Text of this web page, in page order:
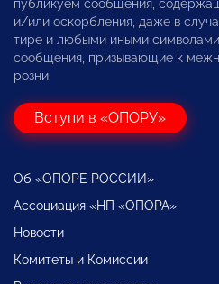
публикуем сообщения,
и/или оскорбления, даже в
тире и любыми иными
сообщения, призывающие к
розни.
Вступи в «ОПОРУ»
Об «ОПОРЕ РОССИИ»
Ассоциация «НП «ОПОРА»
Новости
Комитеты и Комиссии